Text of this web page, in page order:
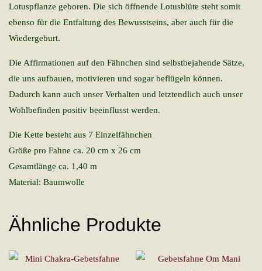
Lotuspflanze geboren. Die sich öffnende Lotusblüte steht somit
ebenso für die Entfaltung des Bewusstseins, aber auch für die
Wiedergeburt.
Die Affirmationen auf den Fähnchen sind selbstbejahende Sätze,
die uns aufbauen, motivieren und sogar beflügeln können.
Dadurch kann auch unser Verhalten und letztendlich auch unser
Wohlbefinden positiv beeinflusst werden.
Die Kette besteht aus 7 Einzelfähnchen
Größe pro Fahne ca. 20 cm x 26 cm
Gesamtlänge ca. 1,40 m
Material: Baumwolle
Ähnliche Produkte